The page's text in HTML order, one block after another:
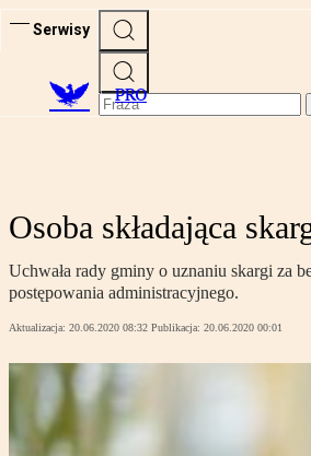
Serwisy
PRO
Osoba składająca
Uchwała rady gminy o uznaniu skargi za
postępowania administracyjnego.
Aktualizacja: 20.06.2020 08:32 Publikacja: 20.06.2020 00:01